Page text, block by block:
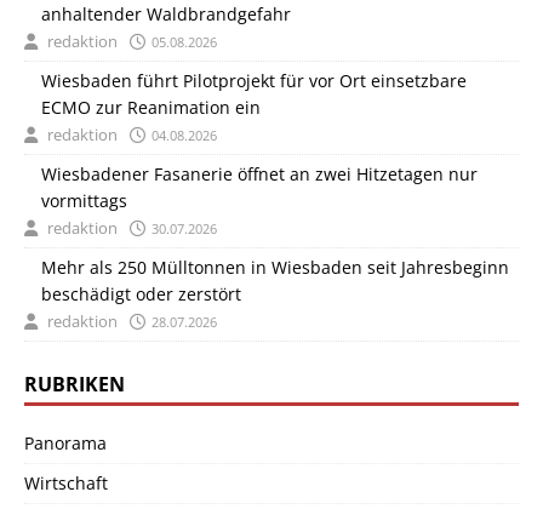
anhaltender Waldbrandgefahr
redaktion 05.08.2026
Wiesbaden führt Pilotprojekt für vor Ort einsetzbare
ECMO zur Reanimation ein
redaktion 04.08.2026
Wiesbadener Fasanerie öffnet an zwei Hitzetagen nur
vormittags
redaktion 30.07.2026
Mehr als 250 Mülltonnen in Wiesbaden seit Jahresbeginn
beschädigt oder zerstört
redaktion 28.07.2026
RUBRIKEN
Panorama
Wirtschaft